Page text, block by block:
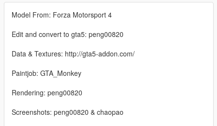
Model From: Forza Motorsport 4
Edit and convert to gta5: peng00820
Data & Textures: http://gta5-addon.com/
Paintjob: GTA_Monkey
Rendering: peng00820
Screenshots: peng00820 & chaopao